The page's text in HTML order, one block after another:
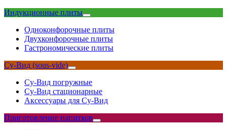
Индукционные плиты
Одноконфорочные плиты
Двухконфорочные плиты
Гастрономические плиты
Су-Вид (sous-vide)
Су-Вид погружные
Су-Вид стационарные
Аксессуары для Су-Вид
Приготовление напитков